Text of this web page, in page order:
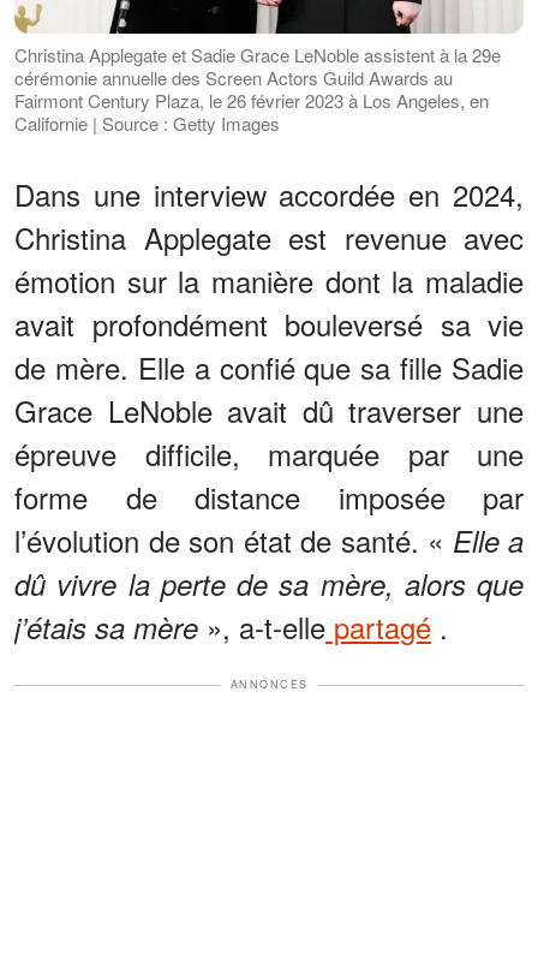
Christina Applegate et Sadie Grace LeNoble assistent à la 29e
cérémonie annuelle des Screen Actors Guild Awards au
Fairmont Century Plaza, le 26 février 2023 à Los Angeles, en
Californie | Source : Getty Images
Dans une interview accordée en 2024,
Christina Applegate est revenue avec
émotion sur la manière dont la maladie
avait profondément bouleversé sa vie
de mère. Elle a confié que sa fille Sadie
Grace LeNoble avait dû traverser une
épreuve difficile, marquée par une
forme de distance imposée par
l’évolution de son état de santé. « Elle a
dû vivre la perte de sa mère, alors que
j’étais sa mère », a-t-elle partagé .
ANNONCES